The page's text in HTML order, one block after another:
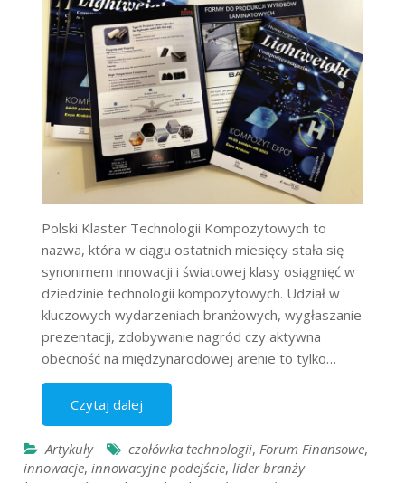
Polski Klaster Technologii Kompozytowych to
nazwa, która w ciągu ostatnich miesięcy stała się
synonimem innowacji i światowej klasy osiągnięć w
dziedzinie technologii kompozytowych. Udział w
kluczowych wydarzeniach branżowych, wygłaszanie
prezentacji, zdobywanie nagród czy aktywna
obecność na międzynarodowej arenie to tylko…
Czytaj dalej
Artykuły czołówka technologii, Forum Finansowe,
innowacje, innowacyjne podejście, lider branży